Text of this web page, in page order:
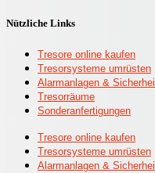
Nützliche Links
Tresore online kaufen
Tresorsysteme umrüsten
Alarmanlagen &
Tresorräume
Sonderanfertigungen
Tresore online kaufen
Tresorsysteme umrüsten
Alarmanlagen &